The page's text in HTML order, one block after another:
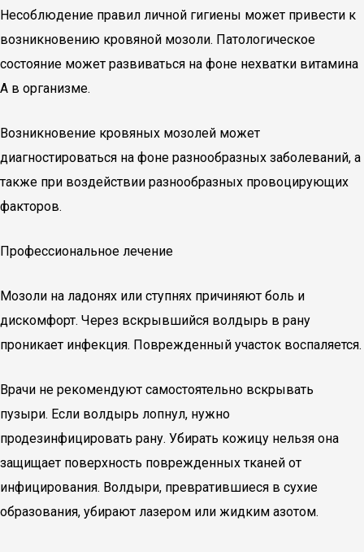
Несоблюдение правил личной гигиены может привести к
возникновению кровяной мозоли. Патологическое
состояние может развиваться на фоне нехватки витамина
А в организме.
Возникновение кровяных мозолей может
диагностироваться на фоне разнообразных заболеваний, а
также при воздействии разнообразных провоцирующих
факторов.
Профессиональное лечение
Мозоли на ладонях или ступнях причиняют боль и
дискомфорт. Через вскрывшийся волдырь в рану
проникает инфекция. Поврежденный участок воспаляется.
Врачи не рекомендуют самостоятельно вскрывать
пузыри. Если волдырь лопнул, нужно
продезинфицировать рану. Убирать кожицу нельзя она
защищает поверхность поврежденных тканей от
инфицирования. Волдыри, превратившиеся в сухие
образования, убирают лазером или жидким азотом.